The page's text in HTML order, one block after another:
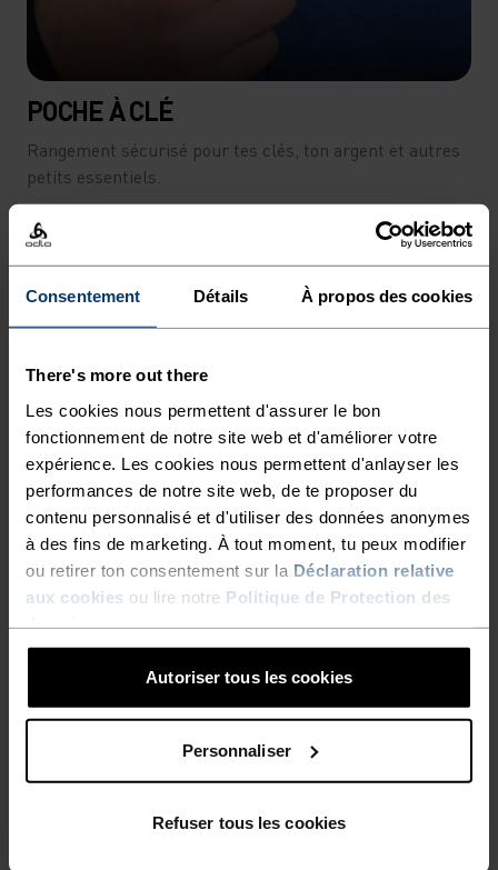
Consentement Détails À propos des cookies
There's more out there
Les cookies nous permettent d'assurer le bon
fonctionnement de notre site web et d'améliorer votre
expérience. Les cookies nous permettent d'anlayser les
performances de notre site web, de te proposer du
contenu personnalisé et d'utiliser des données anonymes
à des fins de marketing. À tout moment, tu peux modifier
ou retirer ton consentement sur la Déclaration relative
aux cookies ou lire notre Politique de Protection des
Autoriser tous les cookies
Personnaliser
Refuser tous les cookies
POCHE À CLÉ
Rangement sécurisé pour tes clés, ton argent et autres
petits essentiels.